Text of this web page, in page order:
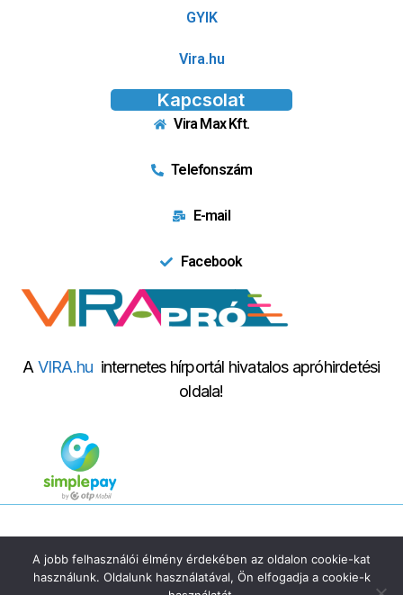
GYIK
Vira.hu
Kapcsolat
Vira Max Kft.
Telefonszám
E-mail
Facebook
AVIRA.hu internetes hírportál hivatalos apróhirdetési
oldala!
Marketing
A jobb felhasználói élmény érdekében az oldalon cookie-kat
használunk. Oldalunk használatával, Ön elfogadja a cookie-k